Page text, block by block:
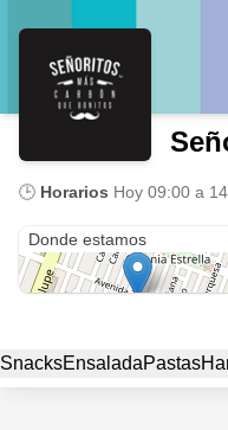
🕒 Horarios Hoy 09:00 a
Donde estamos
SnacksEnsaladaPastas